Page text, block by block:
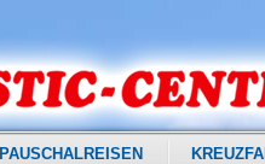
PAUSCHALREISEN